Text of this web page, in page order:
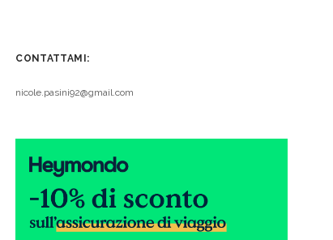
CONTATTAMI:
nicole.pasini92@gmail.com